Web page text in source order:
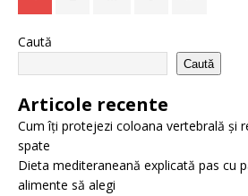
Caută
Caută
Articole recente
Cum îți protejezi coloana vertebrală și
spate
Dieta mediteraneană explicată pas cu
alimente să alegi